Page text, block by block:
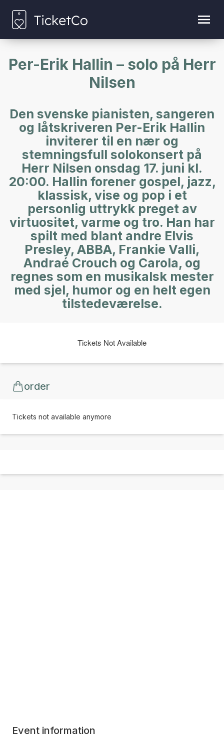
Per-Erik Hallin – solo på Herr
Nilsen
Den svenske pianisten, sangeren
og låtskriveren Per-Erik Hallin
inviterer til en nær og
stemningsfull solokonsert på
Herr Nilsen onsdag 17. juni kl.
20:00. Hallin forener gospel, jazz,
klassisk, vise og pop i et
personlig uttrykk preget av
virtuositet, varme og tro. Han har
spilt med blant andre Elvis
Presley, ABBA, Frankie Valli,
Andraé Crouch og Carola, og
regnes som en musikalsk mester
med sjel, humor og en helt egen
tilstedeværelse.
Tickets Not Available
order
Tickets not available anymore
Event information